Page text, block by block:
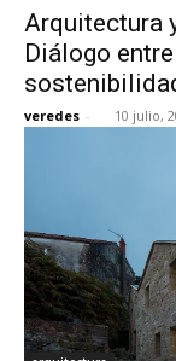
Arquitectura
Diálogo
veredes - 10 julio,